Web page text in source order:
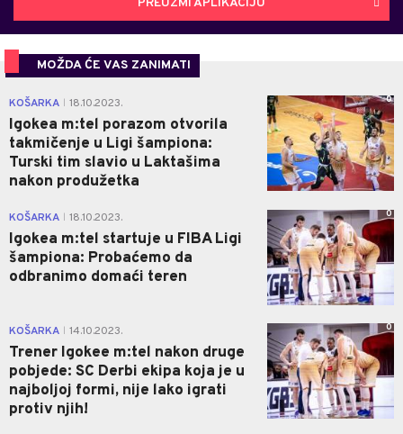
MOŽDA ĆE VAS ZANIMATI
KOŠARKA 18.10.2023.
Igokea m:tel porazom otvorila
takmičenje u Ligi šampiona:
Turski tim slavio u Laktašima
nakon produžetka
0
KOŠARKA 18.10.2023.
Igokea m:tel startuje u FIBA Ligi
šampiona: Probaćemo da
odbranimo domaći teren
0
KOŠARKA 14.10.2023.
Trener Igokee m:tel nakon druge
pobjede: SC Derbi ekipa koja je u
najboljoj formi, nije lako igrati
protiv njih!
0